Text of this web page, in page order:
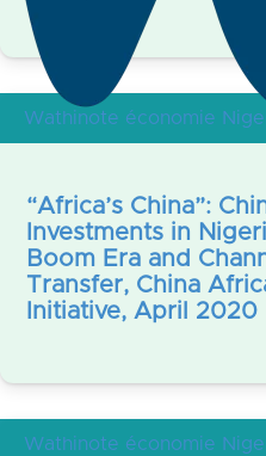
Wathinote économie
“Africa’s China”:
Investments in
Boom Era and
Transfer, China
Initiative, April 2020
Wathinote économie